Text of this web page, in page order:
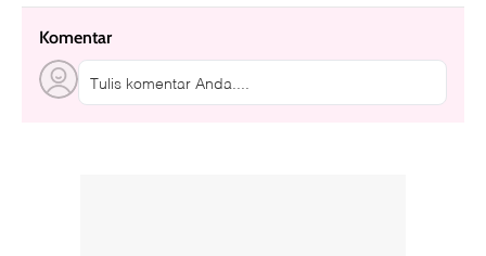
Komentar
Tulis komentar Anda....